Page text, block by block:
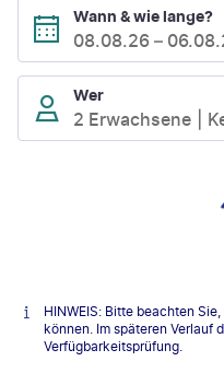
Wann & wie lange?
08.08.26 –
Wer
2 Erwachsene
HINWEIS: Bitte beachten
können. Im späteren Verlauf
Verfügbarkeitsprüfung.